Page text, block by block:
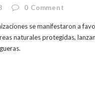
0 Comment
se manifestaron a
naturales protegidas,